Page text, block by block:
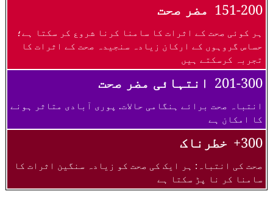
151-200 مضر صحت
ہر کوئی صحت کے اثرات کا سامنا کرنا شروع کر سکتا ہے؛
حساس گروہوں کے ارکان زیادہ سنجیدہ صحت کے اثرات کا
تجربہ کرسکتے ہیں
201-300 انتہائی مضر صحت
انتباہ صحت برائے ہنگامی حالات. پوری آبادی متاثر ہونے
کا امکان ہے
300+ خطرناک
صحت کی انتباہ: ہر ایک کی صحت کو زیادہ سنگین اثرات کا
سامنا کر نا پڑ سکتا ہے